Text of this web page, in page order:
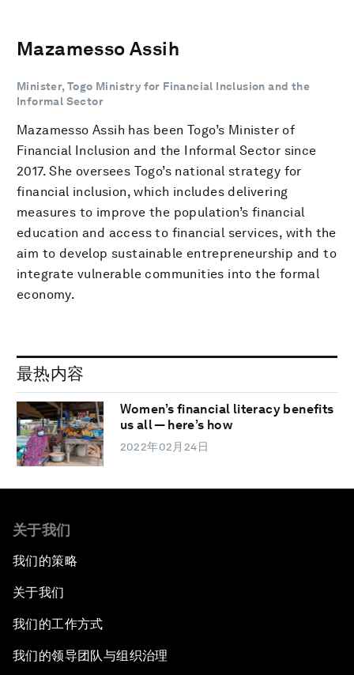
Mazamesso Assih
Minister, Togo Ministry for Financial Inclusion and the
Informal Sector
Mazamesso Assih has been Togo’s Minister of
Financial Inclusion and the Informal Sector since
2017. She oversees Togo’s national strategy for
financial inclusion, which includes delivering
measures to improve the population’s financial
education and access to financial services, with the
aim to develop sustainable entrepreneurship and to
integrate vulnerable communities into the formal
economy.
最热内容
Women’s financial literacy benefits
us all — here’s how
2022年02月24日
关于我们
我们的策略
关于我们
我们的工作方式
我们的领导团队与组织治理